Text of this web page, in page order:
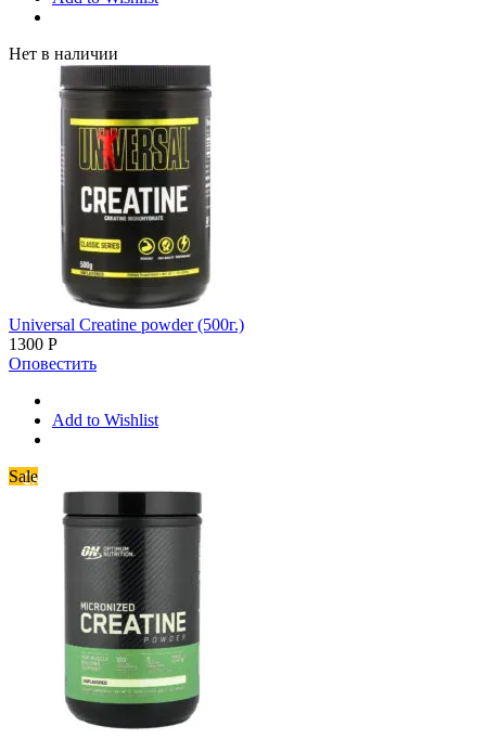
Нет в наличии
Universal Creatine powder (500г.)
1300 Р
Оповестить
Add to Wishlist
Sale